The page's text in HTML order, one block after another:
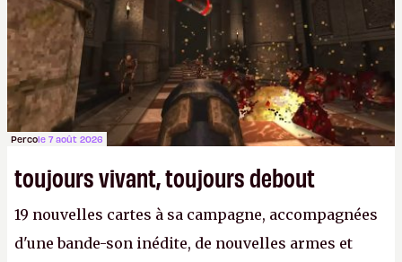
Percole 7 août 2026
toujours vivant, toujours debout
19 nouvelles cartes à sa campagne, accompagnées
d'une bande-son inédite, de nouvelles armes et